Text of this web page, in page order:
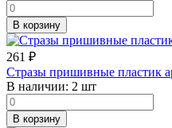
В корзину
261 ₽
Стразы пришивные пластик
В наличии: 2 шт
В корзину